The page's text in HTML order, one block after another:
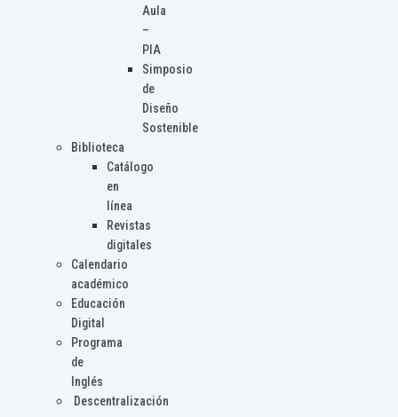
Aula
–
PIA
Simposio
de
Diseño
Sostenible
Biblioteca
Catálogo
en
línea
Revistas
digitales
Calendario
académico
Educación
Digital
Programa
de
Inglés
Descentralización